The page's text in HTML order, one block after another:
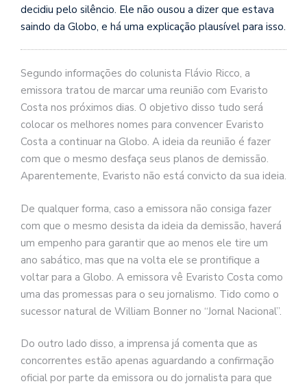
decidiu pelo silêncio. Ele não ousou a dizer que estava
saindo da Globo, e há uma explicação plausível para isso.
Segundo informações do colunista Flávio Ricco, a
emissora tratou de marcar uma reunião com Evaristo
Costa nos próximos dias. O objetivo disso tudo será
colocar os melhores nomes para convencer Evaristo
Costa a continuar na Globo. A ideia da reunião é fazer
com que o mesmo desfaça seus planos de demissão.
Aparentemente, Evaristo não está convicto da sua ideia.
De qualquer forma, caso a emissora não consiga fazer
com que o mesmo desista da ideia da demissão, haverá
um empenho para garantir que ao menos ele tire um
ano sabático, mas que na volta ele se prontifique a
voltar para a Globo. A emissora vê Evaristo Costa como
uma das promessas para o seu jornalismo. Tido como o
sucessor natural de William Bonner no “Jornal Nacional”.
Do outro lado disso, a imprensa já comenta que as
concorrentes estão apenas aguardando a confirmação
oficial por parte da emissora ou do jornalista para que